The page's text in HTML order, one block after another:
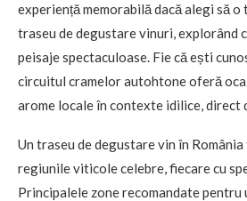
experiență memorabilă dacă alegi să
traseu de degustare vinuri, explorând
peisaje spectaculoase. Fie că ești
circuitul cramelor autohtone oferă
arome locale în contexte idilice, direct
Un traseu de degustare vin în
regiunile viticole celebre, fiecare cu
Principalele zone recomandate